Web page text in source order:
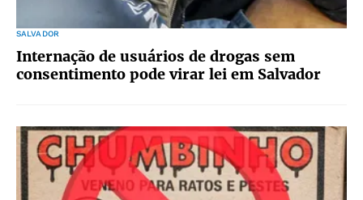
SALVADOR
Internação de usuários de drogas sem
consentimento pode virar lei em Salvador